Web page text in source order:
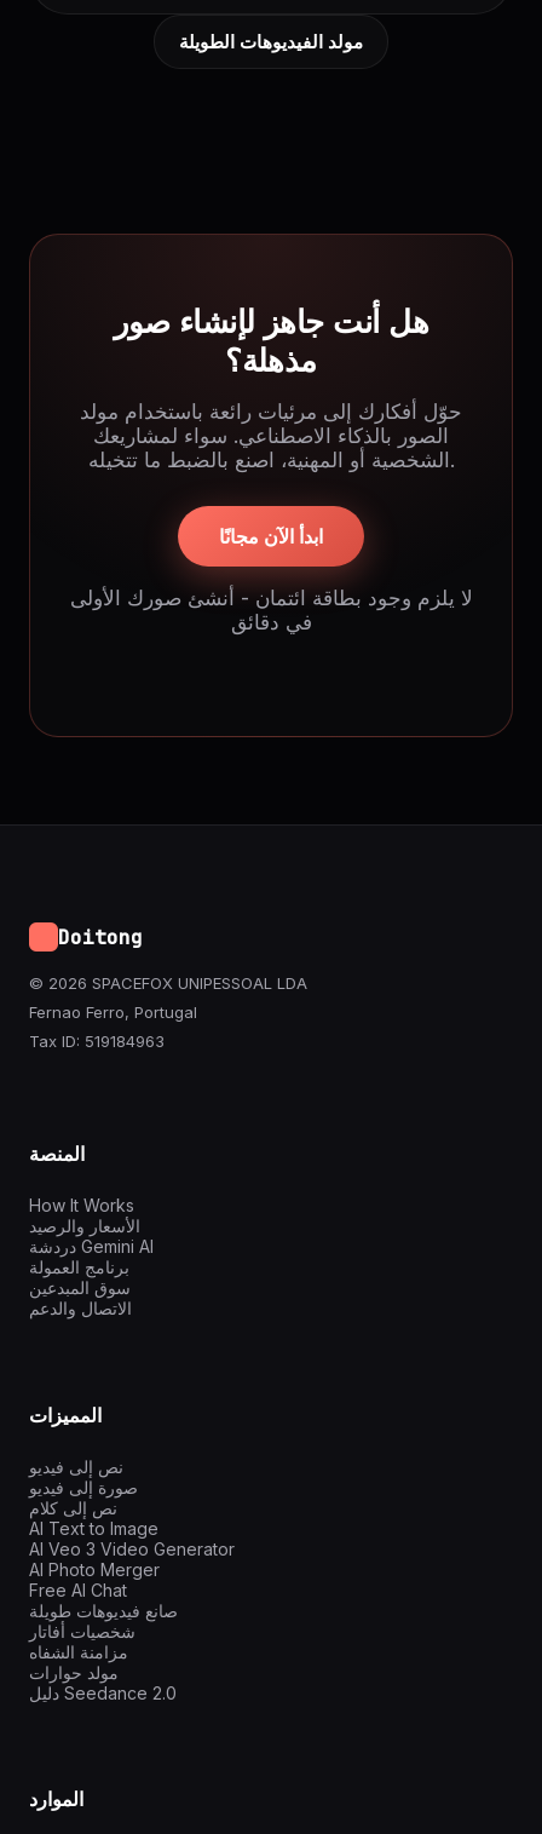
مولد الفيديوهات الطويلة
هل أنت جاهز لإنشاء صور
مذهلة؟
حوّل أفكارك إلى مرئيات رائعة باستخدام مولد
الصور بالذكاء الاصطناعي. سواء لمشاريعك
الشخصية أو المهنية، اصنع بالضبط ما تتخيله.
ابدأ الآن مجانًا
لا يلزم وجود بطاقة ائتمان - أنشئ صورك الأولى
في دقائق
Doitong
© 2026 SPACEFOX UNIPESSOAL LDA
Fernao Ferro, Portugal
Tax ID: 519184963
المنصة
How It Works
الأسعار والرصيد
دردشة Gemini AI
برنامج العمولة
سوق المبدعين
الاتصال والدعم
المميزات
نص إلى فيديو
صورة إلى فيديو
نص إلى كلام
AI Text to Image
AI Veo 3 Video Generator
AI Photo Merger
Free AI Chat
صانع فيديوهات طويلة
شخصيات أفاتار
مزامنة الشفاه
مولد حوارات
دليل Seedance 2.0
الموارد